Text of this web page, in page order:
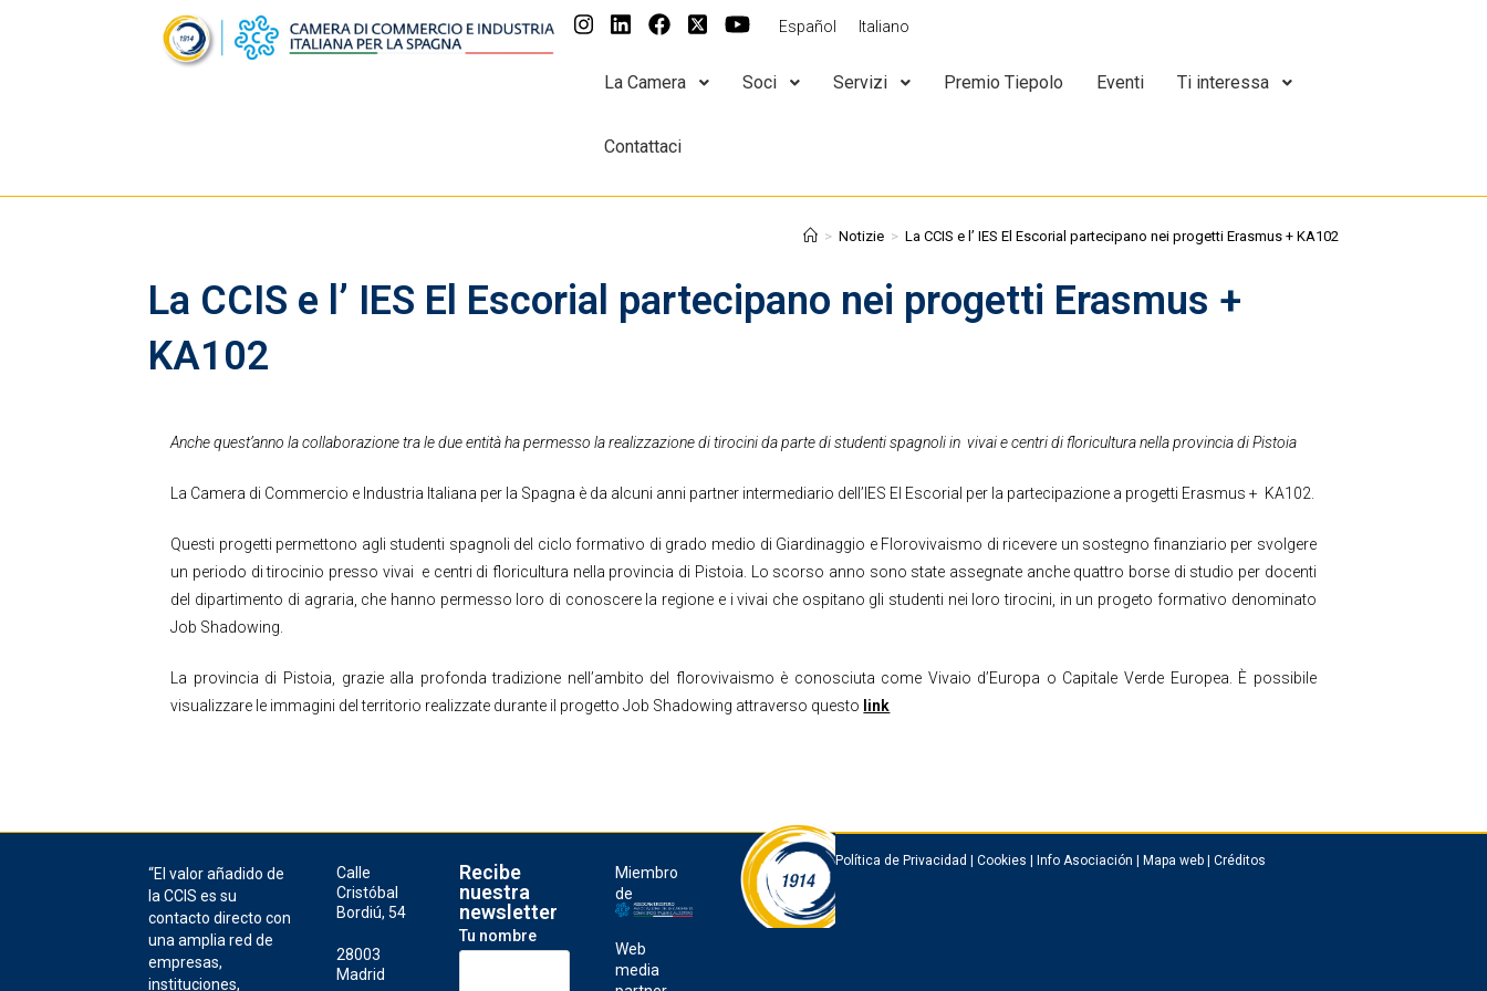
Español Italiano
La Camera Soci Servizi Premio Tiepolo Eventi Ti interessa
Contattaci
La CCIS e l’ IES El Escorial partecipano nei progetti Erasmus +
KA102
> Notizie > La CCIS e l’ IES El Escorial partecipano nei progetti Erasmus + KA102
Anche quest’anno la collaborazione tra le due entità ha permesso la realizzazione di tirocini da parte di studenti spagnoli in vivai e centri di floricultura nella provincia di Pistoia
La Camera di Commercio e Industria Italiana per la Spagna è da alcuni anni partner intermediario dell’IES El Escorial per la partecipazione a progetti Erasmus + KA102.
Questi progetti permettono agli studenti spagnoli del ciclo formativo di grado medio di Giardinaggio e Florovivaismo di ricevere un sostegno finanziario per svolgere
un periodo di tirocinio presso vivai e centri di floricultura nella provincia di Pistoia. Lo scorso anno sono state assegnate anche quattro borse di studio per docenti
del dipartimento di agraria, che hanno permesso loro di conoscere la regione e i vivai che ospitano gli studenti nei loro tirocini, in un progeto formativo denominato
Job Shadowing.
La provincia di Pistoia, grazie alla profonda tradizione nell’ambito del florovivaismo è conosciuta come Vivaio d’Europa o Capitale Verde Europea. È possibile
visualizzare le immagini del territorio realizzate durante il progetto Job Shadowing attraverso questo link
“El valor añadido de
la CCIS es su
contacto directo con
una amplia red de
empresas,
instituciones,
Calle
Cristóbal
Bordiú, 54
28003
Madrid
Recibe
nuestra
newsletter
Tu nombre
Miembro
de
Web
media
Política de Privacidad |Cookies |Info Asociación |Mapa web |Créditos